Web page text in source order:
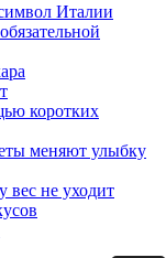
Италии
коротких
меняют улыбку
не уходит